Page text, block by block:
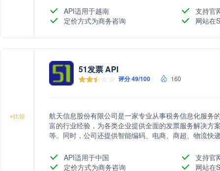
API适用于越南
支持官
定价方式为商务咨询
网站在
+比较
51发票 API
评分 49/100 160
航天信息股份有限公司是一家专业从事税务信息化服务
富的行业经验，为各类企业提供全面的发票服务解决方
等。同时，公司还提供智能编码、电商、商超、物流快
推动税务信息化的发展，助力企业实现数字化转型。
API适用于中国
支持官
定价方式为商务咨询
网站在